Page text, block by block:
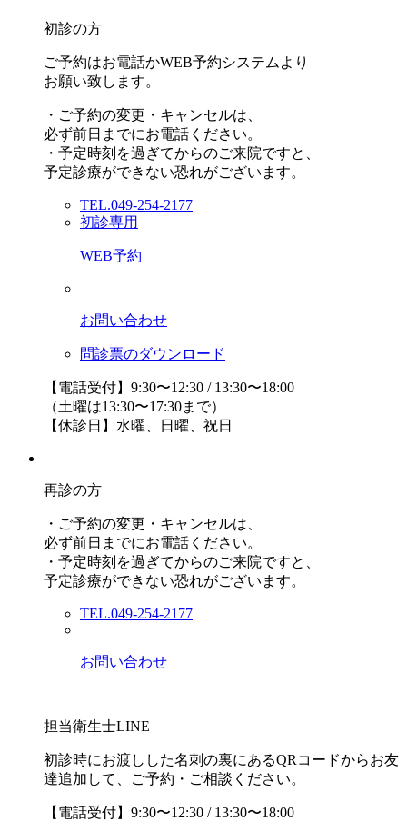
初診の方
ご予約はお電話かWEB予約システムより
お願い致します。
・ご予約の変更・キャンセルは、
必ず前日までにお電話ください。
・予定時刻を過ぎてからのご来院ですと、
予定診療ができない恐れがございます。
TEL.049-254-2177
初診専用
WEB予約
お問い合わせ
問診票のダウンロード
【電話受付】9:30〜12:30 / 13:30〜18:00
（土曜は13:30〜17:30まで）
【休診日】水曜、日曜、祝日
再診の方
・ご予約の変更・キャンセルは、
必ず前日までにお電話ください。
・予定時刻を過ぎてからのご来院ですと、
予定診療ができない恐れがございます。
TEL.049-254-2177
お問い合わせ
担当衛生士LINE
初診時にお渡しした名刺の裏にあるQRコードからお友
達追加して、ご予約・ご相談ください。
【電話受付】9:30〜12:30 / 13:30〜18:00